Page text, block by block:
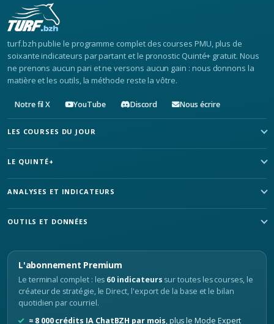
turf.bzh publie le programme complet des courses PMU, plus de
soixante indicateurs par partant et le pronostic Quinté+ gratuit. Nous
ne prenons aucun pari et ne versons aucun gain : nous donnons la
matière et les outils, la méthode reste la vôtre.
Notre fil X YouTube Discord Nous écrire
LES COURSES DU JOUR
LE QUINTÉ+
ANALYSES ET INDICATEURS
OUTILS ET DONNÉES
L'abonnement Premium
Le terminal complet : les 60 indicateurs sur toutes les courses, le
créateur de stratégie, le Direct, l'export de la base et le bilan
quotidien par courriel.
≈ 8 000 crédits IA ChatBZH par mois, plus le Mode Expert